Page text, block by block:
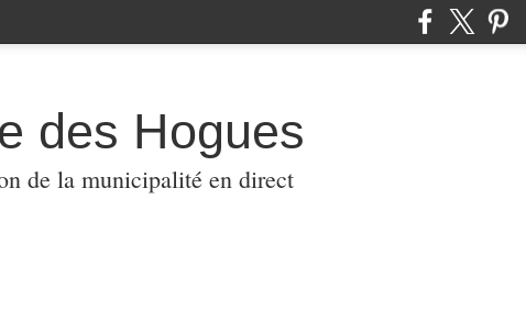
des Hogues
de la municipalité en direct